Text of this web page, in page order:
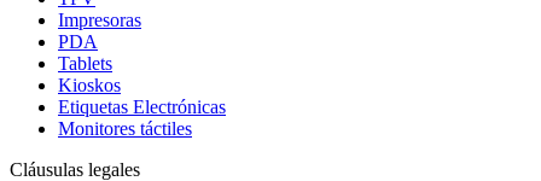
Impresoras
PDA
Tablets
Kioskos
Etiquetas Electrónicas
Monitores táctiles
Cláusulas legales